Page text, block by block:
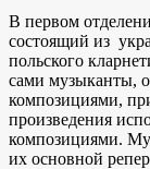
В первом
состоящий из
польского
сами музыканты,
композициями,
произведения
композициями.
их основной